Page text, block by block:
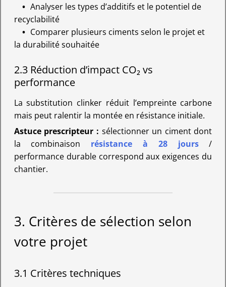
Analyser les types d’additifs et le potentiel de
recyclabilité
Comparer plusieurs ciments selon le projet et
la durabilité souhaitée
2.3 Réduction d’impact CO₂ vs
performance
La substitution clinker réduit l’empreinte carbone
mais peut ralentir la montée en résistance initiale.
Astuce prescripteur : sélectionner un ciment dont
la combinaison résistance à 28 jours/
performance durable correspond aux exigences du
chantier.
3. Critères de sélection selon
votre projet
3.1 Critères techniques